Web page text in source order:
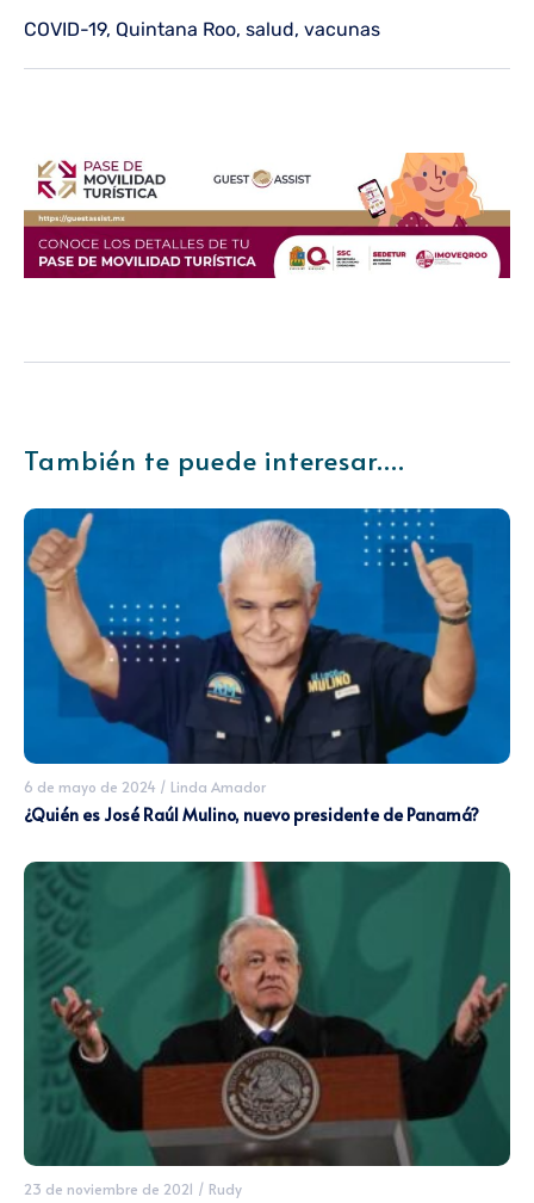
COVID-19, Quintana Roo, salud, vacunas
También te puede interesar....
6 de mayo de 2024 / Linda Amador
¿Quién es José Raúl Mulino, nuevo presidente de Panamá?
23 de noviembre de 2021 / Rudy